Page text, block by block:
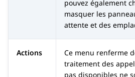
pouvez également
masquer les
attente et des
Actions
Ce menu renferme
traitement des
pas disponibles ne